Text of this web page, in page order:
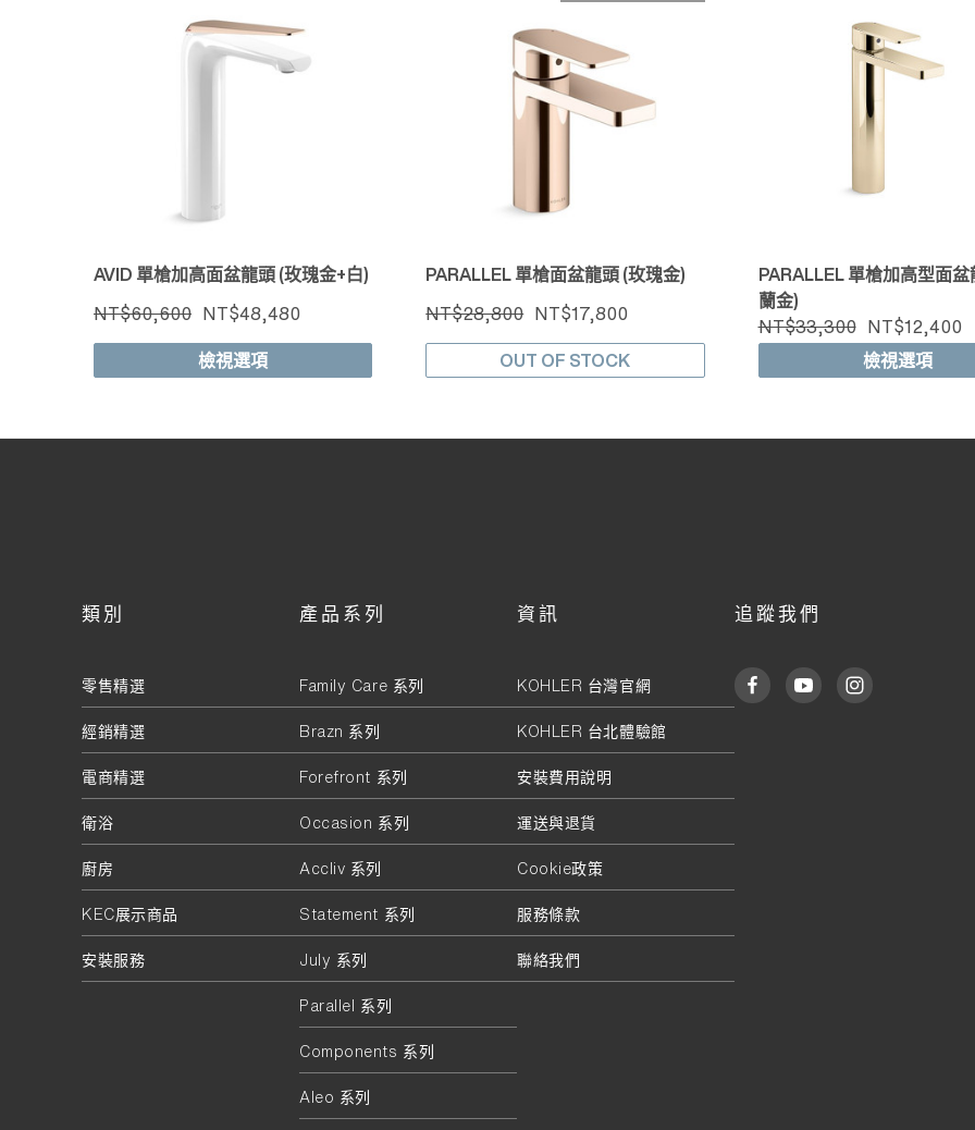
AVID 單槍加高面盆龍頭 (玫瑰金+白)
NT$60,600 NT$48,480
檢視選項
快速檢視
PARALLEL 單槍面盆龍頭 (玫瑰金)
NT$28,800 NT$17,800
OUT OF STOCK
快速檢視
PARALLEL 單槍加高型面盆
蘭金)
NT$33,300 NT$12,400
檢視選項
類別
零售精選
經銷精選
電商精選
衛浴
廚房
KEC展示商品
安裝服務
產品系列
Family Care 系列
Brazn 系列
Forefront 系列
Occasion 系列
Accliv 系列
Statement 系列
July 系列
Parallel 系列
Components 系列
Aleo 系列
資訊
KOHLER 台灣官網
KOHLER 台北體驗館
安裝費用說明
運送與退貨
Cookie政策
服務條款
聯絡我們
追蹤我們